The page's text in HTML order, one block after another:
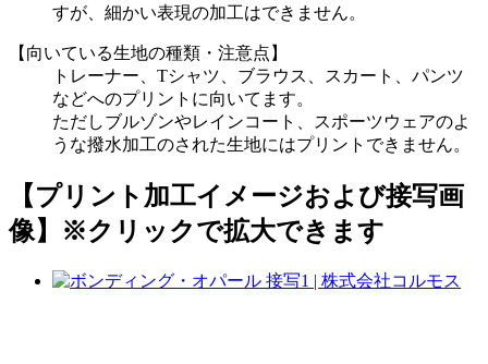
すが、細かい表現の加工はできません。
【向いている生地の種類・注意点】
トレーナー、Tシャツ、ブラウス、スカート、パンツ
などへのプリントに向いてます。
ただしブルゾンやレインコート、スポーツウェアのよ
うな撥水加工のされた生地にはプリントできません。
【プリント加工イメージおよび接写画
像】
※クリックで拡大できます